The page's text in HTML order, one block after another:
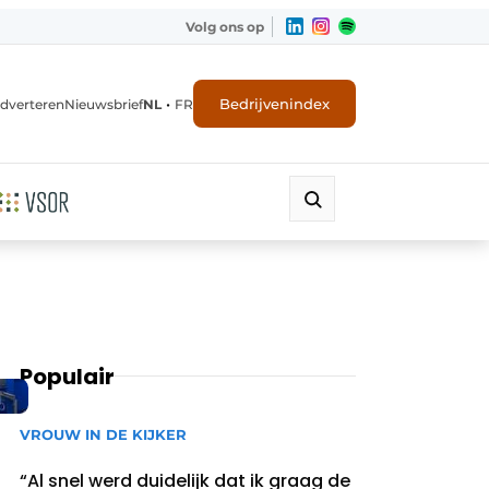
Volg ons op
NieuwsbriefNL • FR Bedrijvenindex
Populair
VROUW IN DE KIJKER
“Al snel werd duidelijk dat ik graag de